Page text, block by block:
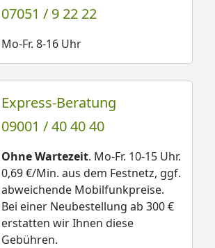
07051 / 9 22 22
Mo-Fr. 8-16 Uhr
Express-Beratung
09001 / 40 40 40
Ohne Wartezeit. Mo-Fr. 10-15 Uhr.
0,69 €/Min. aus dem Festnetz, ggf.
abweichende Mobilfunkpreise.
Bei einer Neubestellung ab 300 €
erstatten wir Ihnen diese
Gebühren.